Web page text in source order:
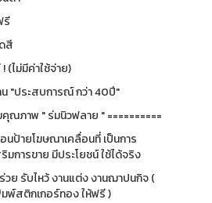
รี
สี
ไม่มีค่าใช้จ่าย)
"ประสบการณ์ กว่า 40ปี"
คุณภาพ " ร่มนิวฟลาย " ==========
นป้ายโฆษณาเคลื่อนที่ เป็นการ
การขาย มีประโยชน์ ใช้ได้จริง
วย รับไหว้ งานแต่ง งานฌาปนกิจ (
พ์สติกเกอร์ทอง ให้ฟรี )